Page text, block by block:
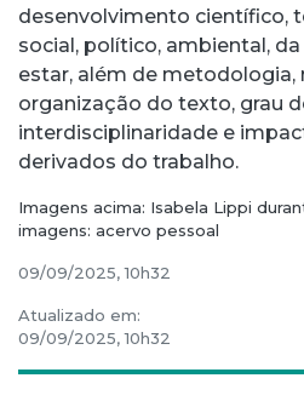
desenvolvimento científico,
social, político, ambiental,
estar, além de metodologia,
organização do texto, grau
interdisciplinaridade e
derivados do trabalho.
Imagens acima: Isabela Lippi
imagens: acervo pessoal
09/09/2025, 10h32
Atualizado em:
09/09/2025, 10h32